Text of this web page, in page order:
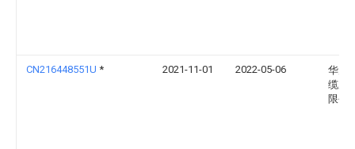
CN216448551U * 2021-11-01 2022-05-06
华力
缆股
限公